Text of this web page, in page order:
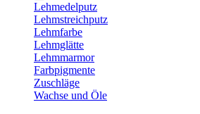
Lehmedelputz
Lehmstreichputz
Lehmfarbe
Lehmglätte
Lehmmarmor
Farbpigmente
Zuschläge
Wachse und Öle